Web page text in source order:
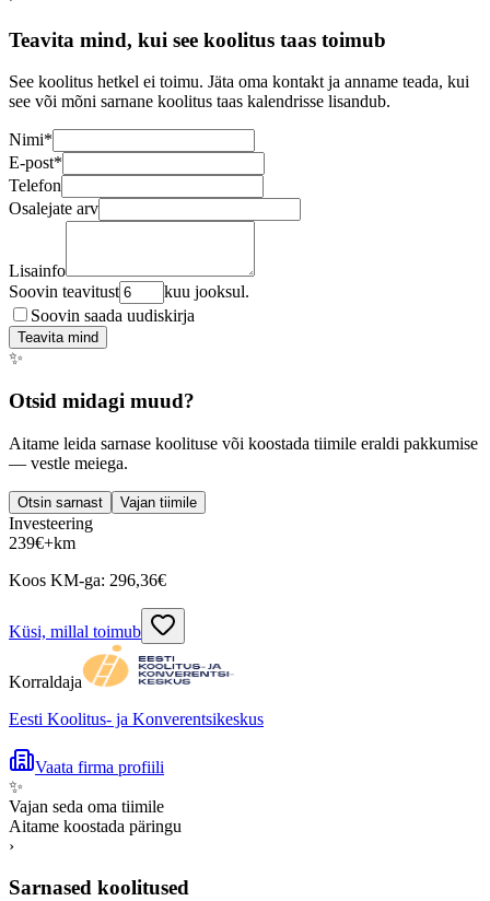
Teavita mind, kui see koolitus taas toimub
See koolitus hetkel ei toimu. Jäta oma kontakt ja anname teada, kui
see või mõni sarnane koolitus taas kalendrisse lisandub.
Nimi*
E-post*
Telefon
Osalejate arv
Lisainfo
Soovin teavitust
kuu jooksul.
Soovin saada uudiskirja
Teavita mind
✨
Otsid midagi muud?
Aitame leida sarnase koolituse või koostada tiimile eraldi pakkumise
— vestle meiega.
Otsin sarnast Vajan tiimile
Investeering
239€+km
Koos KM-ga: 296,36€
Küsi, millal toimub
Korraldaja
Eesti Koolitus- ja Konverentsikeskus
Vaata firma profiili
✨
Vajan seda oma tiimile
Aitame koostada päringu
›
Sarnased koolitused